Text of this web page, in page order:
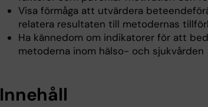
Visa förmåga att utvärdera
relatera resultaten till metodernas
Ha kännedom om indikatorer för att
metoderna inom hälso- och sjukvården
Innehåll